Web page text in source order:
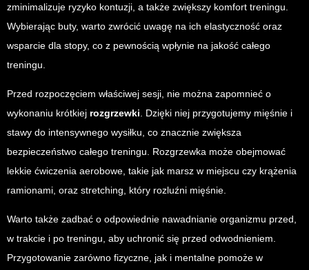
zminimalizuje ryzyko kontuzji, a także zwiększy komfort treningu.
Wybierając buty, warto zwrócić uwagę na ich elastyczność oraz
wsparcie dla stopy, co z pewnością wpłynie na jakość całego
treningu.
Przed rozpoczęciem właściwej sesji, nie można zapomnieć o
wykonaniu krótkiej rozgrzewki . Dzięki niej przygotujemy mięśnie i
stawy do intensywnego wysiłku, co znacznie zwiększa
bezpieczeństwo całego treningu. Rozgrzewka może obejmować
lekkie ćwiczenia aerobowe, takie jak marsz w miejscu czy krążenia
ramionami, oraz stretching, który rozluźni mięśnie.
Warto także zadbać o odpowiednie nawadnianie organizmu przed,
w trakcie i po treningu, aby uchronić się przed odwodnieniem.
Przygotowanie zarówno fizyczne, jak i mentalne pomoże w